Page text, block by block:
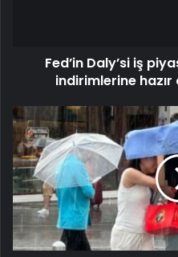
Fed’in Daly’si iş
indirimlerine